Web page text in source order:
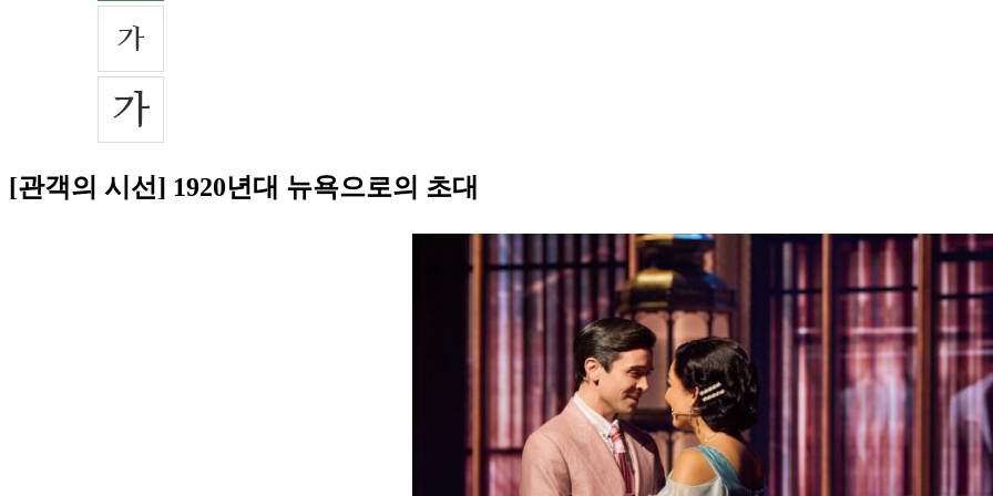
[관객의 시선] 1920년대 뉴욕으로의 초대